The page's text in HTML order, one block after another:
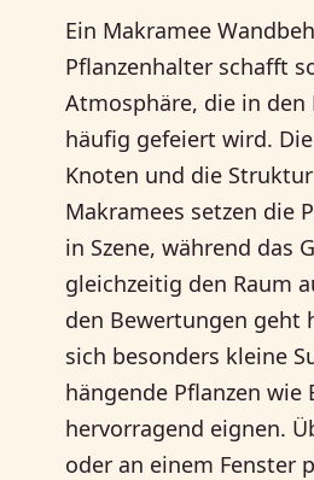
Ein Makramee
Pflanzenhalter schafft
Atmosphäre, die in den
häufig gefeiert wird.
Knoten und die
Makramees setzen die
in Szene, während das
gleichzeitig den Raum
den Bewertungen geht
sich besonders kleine
hängende Pflanzen wie
hervorragend eignen.
oder an einem Fenster